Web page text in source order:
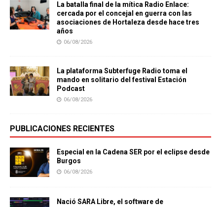
La batalla final de la mítica Radio Enlace:
cercada por el concejal en guerra con las
asociaciones de Hortaleza desde hace tres
años
06/08/2026
La plataforma Subterfuge Radio toma el
mando en solitario del festival Estación
Podcast
06/08/2026
PUBLICACIONES RECIENTES
Especial en la Cadena SER por el eclipse desde
Burgos
06/08/2026
Nació SARA Libre, el software de